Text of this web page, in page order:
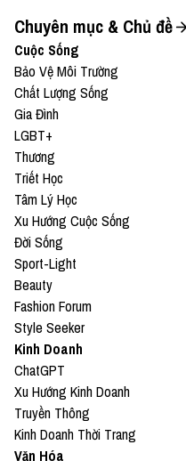
Chuyên mục & Chủ đề
Cuộc Sống
Bảo Vệ Môi Trường
Chất Lượng Sống
Gia Đình
LGBT+
Thương
Triết Học
Tâm Lý Học
Xu Hướng Cuộc Sống
Đời Sống
Sport-Light
Beauty
Fashion Forum
Style Seeker
Kinh Doanh
ChatGPT
Xu Hướng Kinh Doanh
Truyền Thông
Kinh Doanh Thời Trang
Văn Hóa